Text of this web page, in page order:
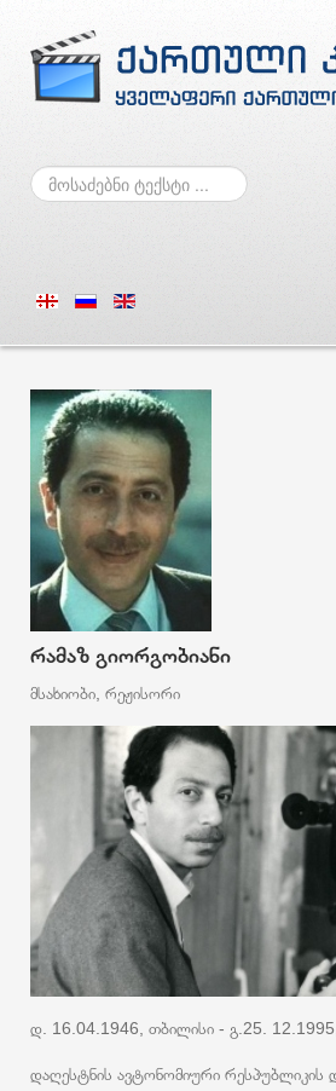
ძებნა
რამაზ გიორგობიანი
მსახიობი, რეჟისორი
დ. 16.04.1946, თბილისი - გ.25.
დაღესტნის ავტონომიური რესპუბლიკის